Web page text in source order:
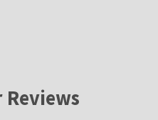
Reviews